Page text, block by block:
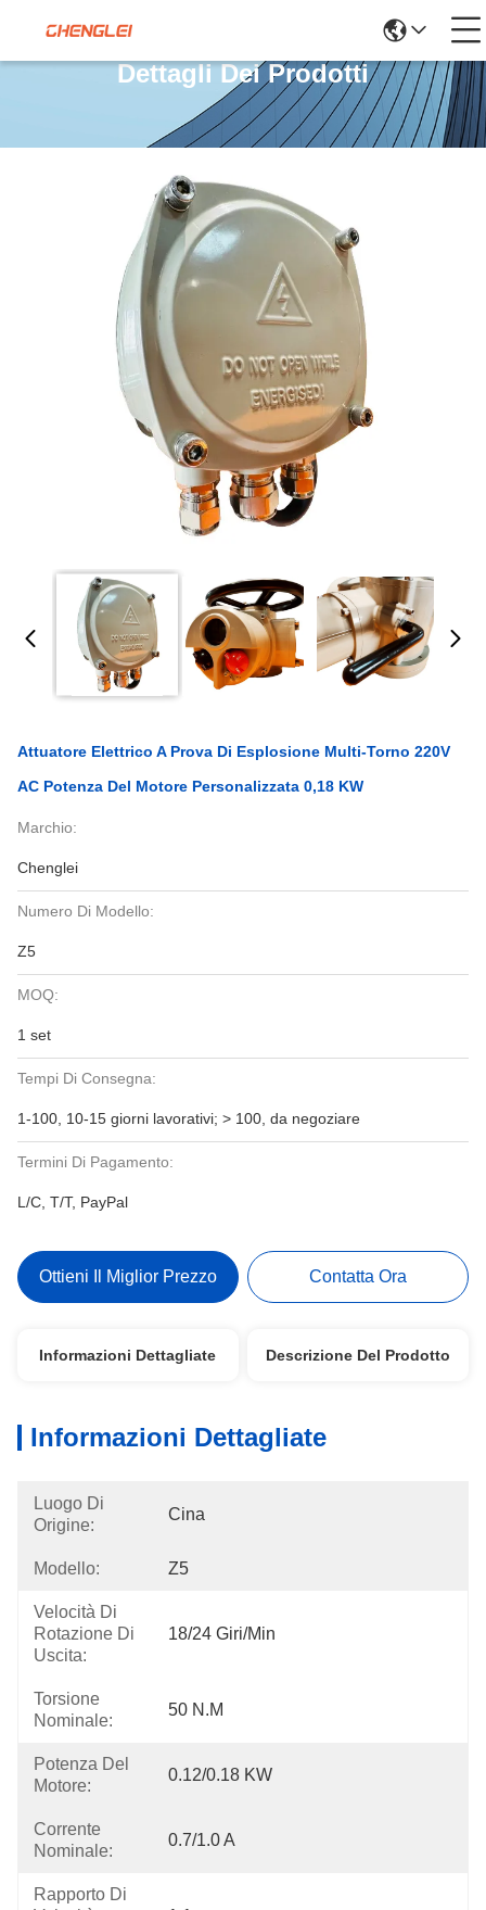
Dettagli Dei Prodotti
Attuatore Elettrico A Prova Di Esplosione Multi-Torno 220V
AC Potenza Del Motore Personalizzata 0,18 KW
Marchio:
Chenglei
Numero Di Modello:
Z5
MOQ:
1 set
Tempi Di Consegna:
1-100, 10-15 giorni lavorativi; > 100, da negoziare
Termini Di Pagamento:
L/C, T/T, PayPal
Ottieni Il Miglior Prezzo Contatta Ora
Informazioni Dettagliate Descrizione Del Prodotto
Informazioni Dettagliate
Luogo Di
Origine:
Cina
Modello: Z5
Velocità Di
Rotazione Di
Uscita:
18/24 Giri/min
Torsione
Nominale:
50 N.m
Potenza Del
Motore:
0.12/0.18 KW
Corrente
Nominale:
0.7/1.0 A
Rapporto Di